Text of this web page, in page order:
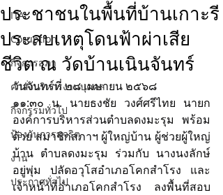
ITA
Coruption
กิจการสภา
คำสั่งบริหารงานบุคคล
กิจกรรมทั่วไป
ป้องกันการทุจริต
งาน
ประกาศทั่วไป
ประชาชนในพื้นที่บ้านเกาะรี
ประสบเหตุโดนฟ้าผ่าเสีย
ชีวิต ณ วัดบ้านเนินจันทร์
วันจันทร์ที่ ๒๘ เมษายน ๒๕๖๘
๑๑:๓๐ น. นายธงชัย วงศ์ศรีไทย นายก
องค์การบริหารส่วนตำบลดงมะรุม พร้อม
ด้วย สมาชิกสภาฯ ผู้ใหญ่บ้าน ผู้ช่วยผู้ใหญ่
บ้าน ตำบลดงมะรุม ร่วมกับ นางนงลักษ์
อยู่พุ่ม ปลัดอวุโสอำเภอโคกสำโรง และ
เจ้าหน้าที่อำเภอโคกสำโรง ลงพื้นที่สอบ